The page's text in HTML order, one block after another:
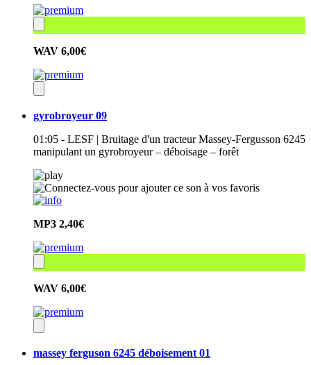
WAV 6,00€
gyrobroyeur 09
01:05 - LESF | Bruitage d'un tracteur Massey-Fergusson 6245
manipulant un gyrobroyeur – déboisage – forêt
MP3 2,40€
WAV 6,00€
massey ferguson 6245 déboisement 01